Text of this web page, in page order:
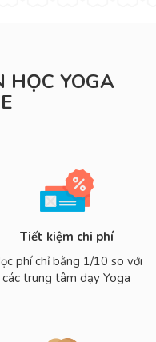
HỌC YOGA
Tiết kiệm chi phí
phí chỉ bằng 1/10 so với
các trung tâm dạy Yoga